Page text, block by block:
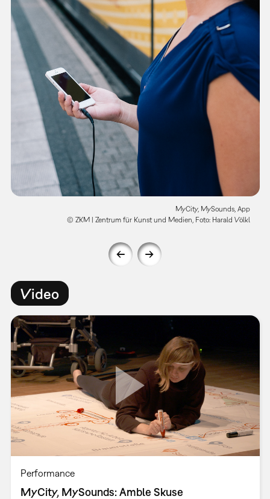
MyCity, MySounds, App
© ZKM | Zentrum für Kunst und Medien, Foto: Harald Völkl
Video
Performance
MyCity, MySounds: Amble Skuse